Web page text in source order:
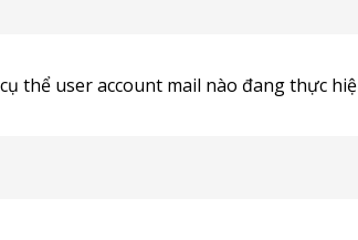
thể user account mail nào đang thực